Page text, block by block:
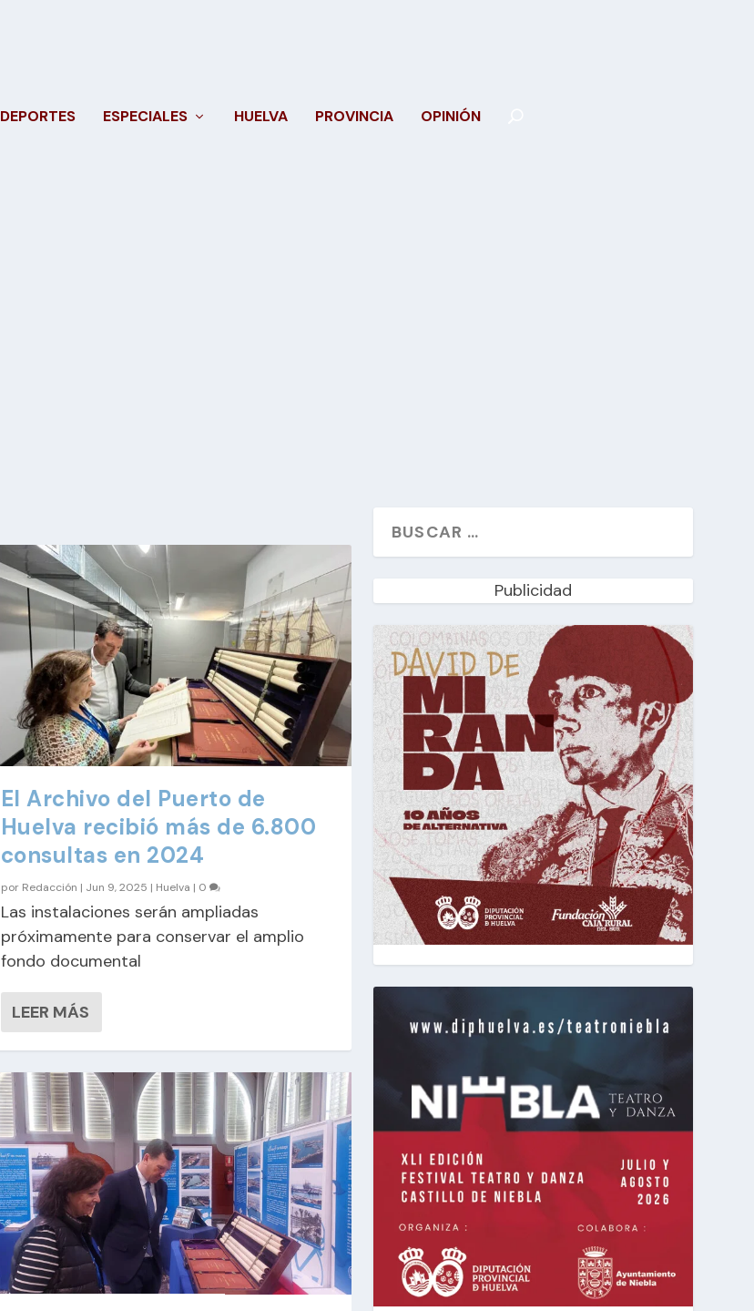
DEPORTES ESPECIALES HUELVA PROVINCIA OPINIÓN
El Archivo del Puerto de
Huelva recibió más de 6.800
consultas en 2024
por Redacción | Jun 9, 2025 | Huelva | 0
Las instalaciones serán ampliadas
próximamente para conservar el amplio
fondo documental
LEER MÁS
Publicidad